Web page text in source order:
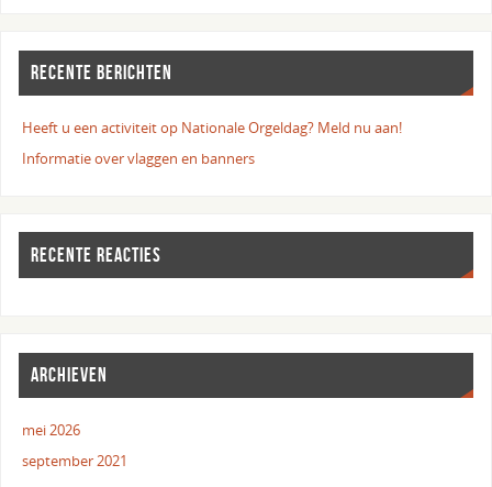
RECENTE BERICHTEN
Heeft u een activiteit op Nationale Orgeldag? Meld nu aan!
Informatie over vlaggen en banners
RECENTE REACTIES
ARCHIEVEN
mei 2026
september 2021